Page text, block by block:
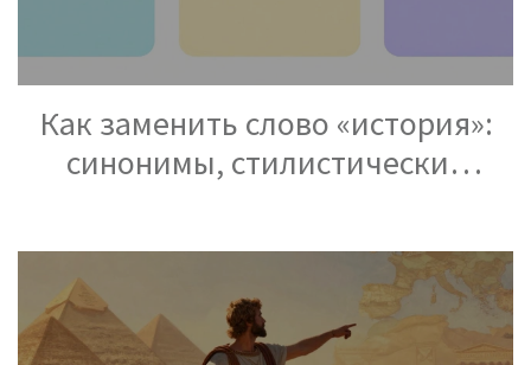
Как заменить слово «история»:
синонимы, стилистические
использования